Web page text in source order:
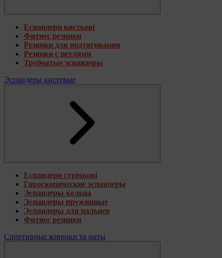
Еспандери кистьові
Фитнес резинки
Резинки для подтягивания
Резинки с петлями
Трубчатые эспандеры
Эспандеры кистевые
Еспандери стрічкові
Гироскопические эспандеры
Эспандеры кольца
Эспандеры пружинные
Эспандеры для пальцев
Фитнес резинки
Спортивные коврики та маты